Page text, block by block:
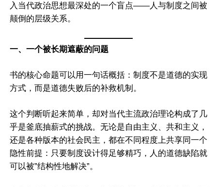
入当代政治思想最深处的一个盲点——人与制度之间被
颠倒的层级关系。
一、一个被长期遮蔽的问题
书的核心命题可以用一句话概括：制度不是道德的实现
方式，而是道德失败后的补救机制。
这个判断听起来简单，却对当代主流政治理论构成了几
乎是釜底抽薪式的挑战。无论是自由主义、共和主义，
还是各种版本的社会民主，都在不同程度上共享同一个
隐性前提：只要制度设计得足够精巧，人的道德缺陷就
可以被”结构性地解决”。